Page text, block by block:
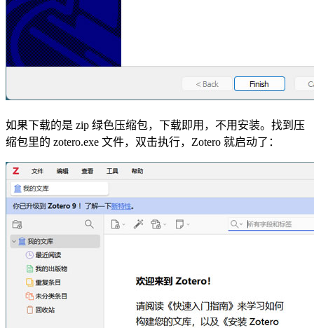
如果下载的是 zip 绿色压缩包，下载即用，不用安装。找到压
缩包里的 zotero.exe 文件，双击执行，Zotero 就启动了：